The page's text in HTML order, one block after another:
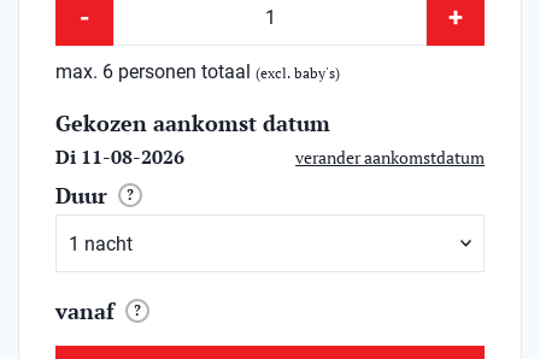
- +
max. 6 personen totaal (excl. baby's)
Gekozen aankomst datum
Di 11-08-2026 verander aankomstdatum
Duur ?
vanaf ?